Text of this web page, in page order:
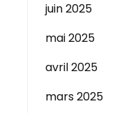
juin 2025
mai 2025
avril 2025
mars 2025